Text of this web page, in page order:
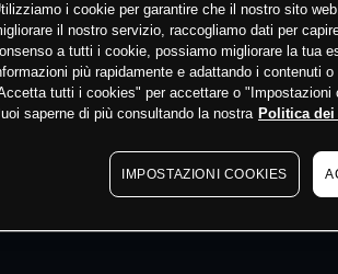
i cookie per garantire che il nostro sito
il nostro servizio, raccogliamo dati per
a tutti i cookie, possiamo migliorare la tua
più rapidamente e adattando i contenuti
tutti i cookies" per accettare o
saperne di più consultando la nostra Politica dei
IMPOSTAZIONI COOKIES